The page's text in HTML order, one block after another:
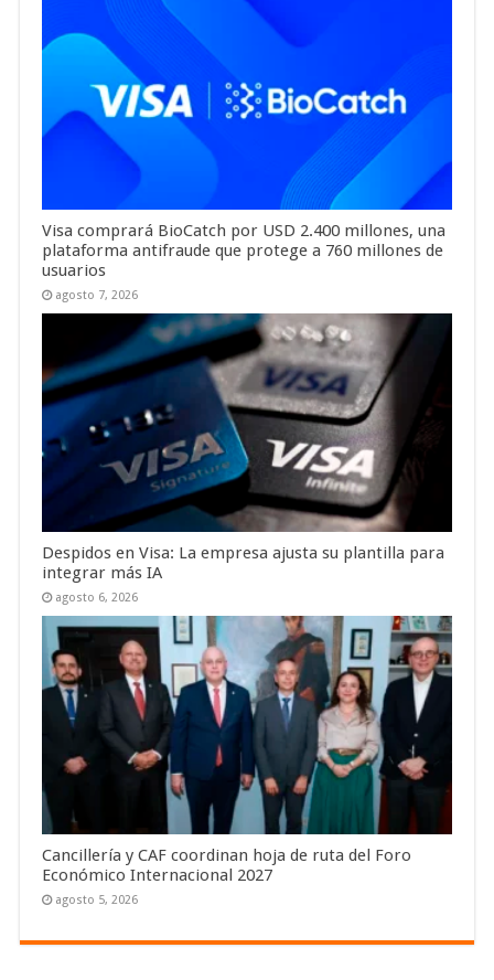
Visa comprará BioCatch por USD 2.400 millones, una
plataforma antifraude que protege a 760 millones de
usuarios
agosto 7, 2026
Despidos en Visa: La empresa ajusta su plantilla para
integrar más IA
agosto 6, 2026
Cancillería y CAF coordinan hoja de ruta del Foro
Económico Internacional 2027
agosto 5, 2026